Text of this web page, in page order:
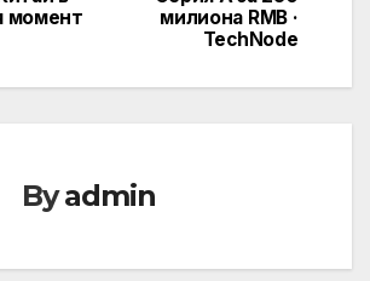
милиона RMB ·
TechNode
момент
Byadmin